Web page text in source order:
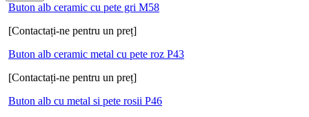
Buton alb ceramic cu pete gri M58
[Contactați-ne pentru un preț]
Buton alb ceramic metal cu pete roz P43
[Contactați-ne pentru un preț]
Buton alb cu metal si pete rosii P46